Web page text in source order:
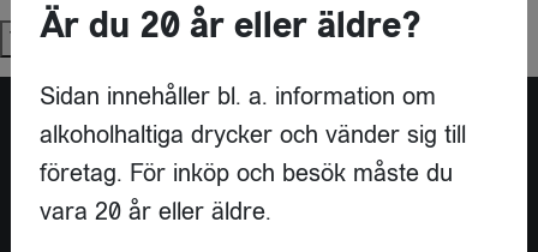
Try again
Är du leverantör?
Är du 20 år eller äldre?
Sidan innehåller bl. a. information om
alkoholhaltiga drycker och vänder sig till
företag. För inköp och besök måste du
vara 20 år eller äldre.